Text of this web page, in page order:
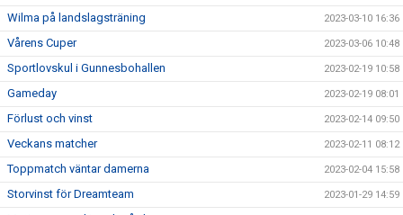
Wilma på landslagsträning 2023-03-10 16:36
Vårens Cuper 2023-03-06 10:48
Sportlovskul i Gunnesbohallen 2023-02-19 10:58
Gameday 2023-02-19 08:01
Förlust och vinst 2023-02-14 09:50
Veckans matcher 2023-02-11 08:12
Toppmatch väntar damerna 2023-02-04 15:58
Storvinst för Dreamteam 2023-01-29 14:59